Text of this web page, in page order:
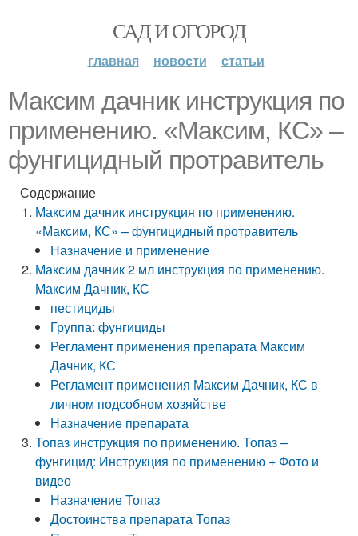
САД И ОГОРОД
главная новости статьи
Максим дачник инструкция по
применению. «Максим, КС» –
фунгицидный протравитель
Содержание
Максим дачник инструкция по применению.
«Максим, КС» – фунгицидный протравитель
Назначение и применение
Максим дачник 2 мл инструкция по применению.
Максим Дачник, КС
пестициды
Группа: фунгициды
Регламент применения препарата Максим
Дачник, КС
Регламент применения Максим Дачник, КС в
личном подсобном хозяйстве
Назначение препарата
Топаз инструкция по применению. Топаз –
фунгицид: Инструкция по применению + Фото и
видео
Назначение Топаз
Достоинства препарата Топаз